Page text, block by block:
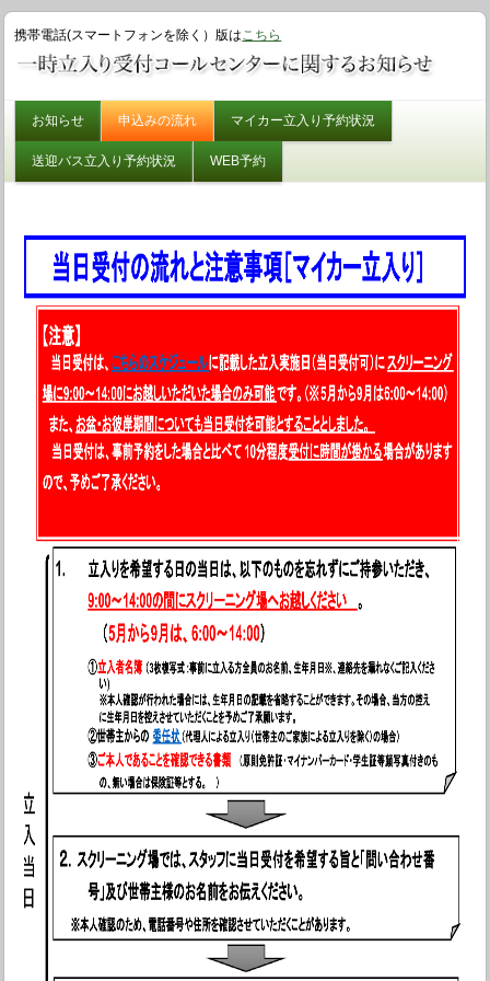
携帯電話(スマートフォンを除く）版はこちら
お知らせ 申込みの流れ マイカー立入り予約状況
送迎バス立入り予約状況 WEB予約